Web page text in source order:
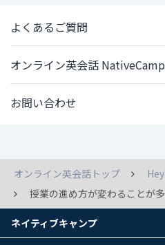
よくあるご質問
オンライン英会話
お問い合わせ
オンライン英会話トップ
授業の進め方が変わることが
ネイティブキャンプ